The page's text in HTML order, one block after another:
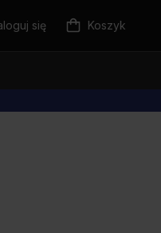
się Koszyk